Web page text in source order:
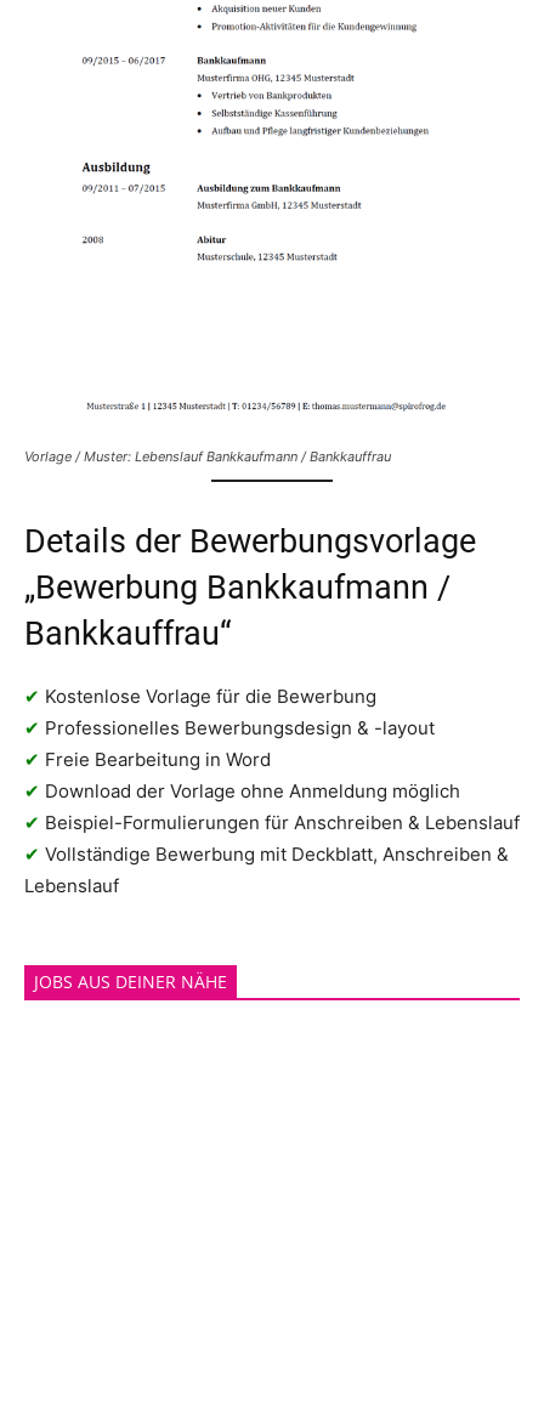
Vorlage / Muster: Lebenslauf Bankkaufmann / Bankkauffrau
Details der Bewerbungsvorlage
„Bewerbung Bankkaufmann /
Bankkauffrau“
✔ Kostenlose Vorlage für die Bewerbung
✔ Professionelles Bewerbungsdesign & -layout
✔ Freie Bearbeitung in Word
✔ Download der Vorlage ohne Anmeldung möglich
✔ Beispiel-Formulierungen für Anschreiben & Lebenslauf
✔ Vollständige Bewerbung mit Deckblatt, Anschreiben &
Lebenslauf
JOBS AUS DEINER NÄHE